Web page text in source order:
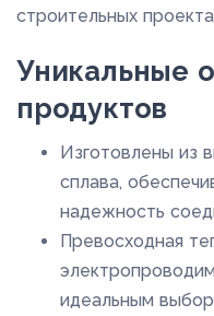
строительных
Уникальные
продуктов
Изготовлены из
сплава,
надежность
Превосходная
идеальным